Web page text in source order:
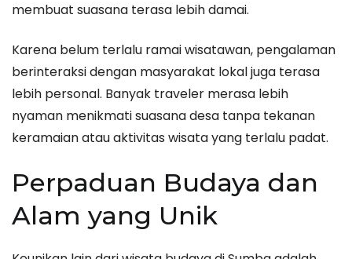
membuat suasana terasa lebih damai.
Karena belum terlalu ramai wisatawan, pengalaman
berinteraksi dengan masyarakat lokal juga terasa
lebih personal. Banyak traveler merasa lebih
nyaman menikmati suasana desa tanpa tekanan
keramaian atau aktivitas wisata yang terlalu padat.
Perpaduan Budaya dan
Alam yang Unik